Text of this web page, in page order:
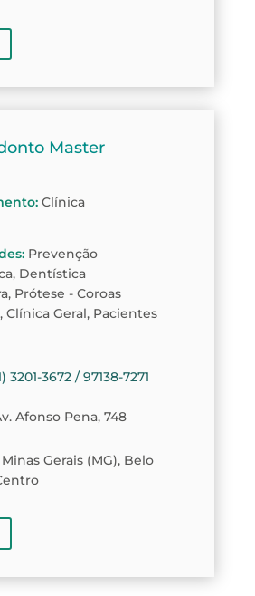
Master
: Clínica
: Prevenção
Dentística
Prótese - Coroas
Clínica Geral, Pacientes
3201-3672 / 97138-7271
Afonso Pena, 748
Minas Gerais (MG), Belo